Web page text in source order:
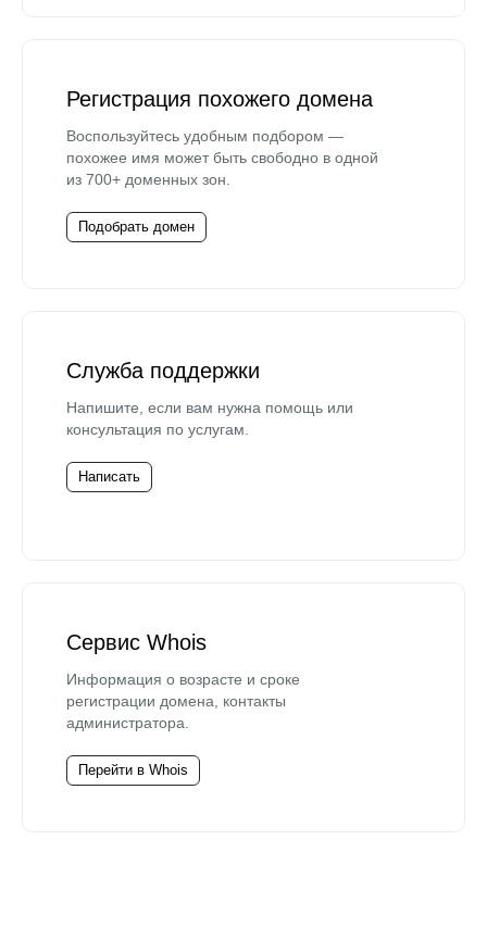
Регистрация похожего домена
Воспользуйтесь удобным подбором —
похожее имя может быть свободно в одной
из 700+ доменных зон.
Подобрать домен
Служба поддержки
Напишите, если вам нужна помощь или
консультация по услугам.
Написать
Сервис Whois
Информация о возрасте и сроке
регистрации домена, контакты
администратора.
Перейти в Whois